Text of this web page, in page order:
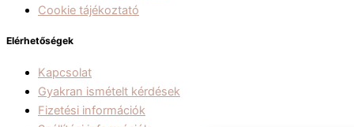
Cookie tájékoztató
Elérhetőségek
Kapcsolat
Gyakran ismételt kérdések
Fizetési információk